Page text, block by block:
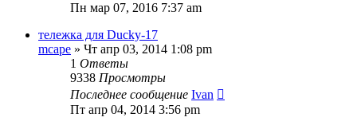
Пн мар 07, 2016 7:37 am
тележка для Ducky-17
mcape » Чт апр 03, 2014 1:08 pm
1 Ответы
9338 Просмотры
Последнее сообщение Ivan
Пт апр 04, 2014 3:56 pm